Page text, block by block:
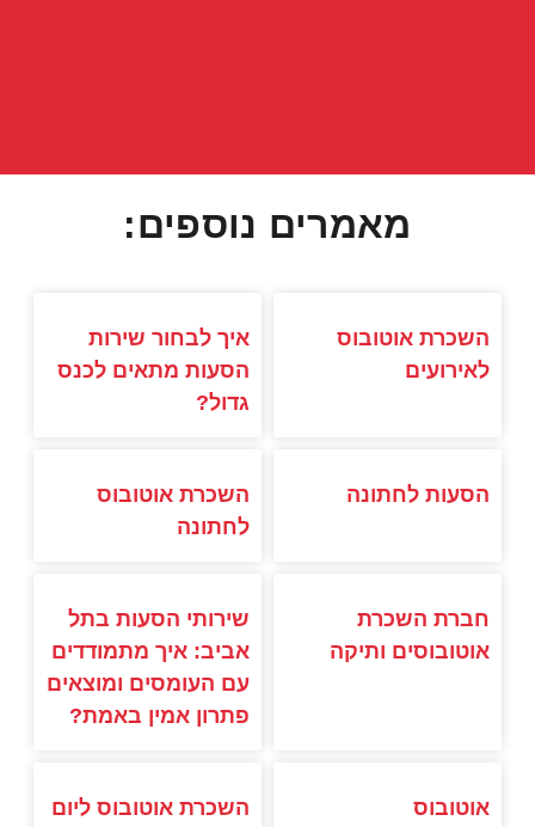
מאמרים נוספים:
השכרת אוטובוס
לאירועים
איך לבחור שירות
הסעות מתאים לכנס
גדול?
הסעות לחתונה
השכרת אוטובוס
לחתונה
חברת השכרת
אוטובוסים ותיקה
שירותי הסעות בתל
אביב: איך מתמודדים
עם העומסים ומוצאים
פתרון אמין באמת?
אוטובוס
השכרת אוטובוס ליום